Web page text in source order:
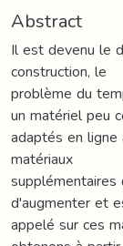
Abstract
Il est devenu le
construction, le
problème du
un matériel peu
adaptés en
matériaux
supplémentaires
d'augmenter et
appelé sur ces